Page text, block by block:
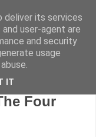
Four
deliver its services
user-agent are
and security
usage
IT